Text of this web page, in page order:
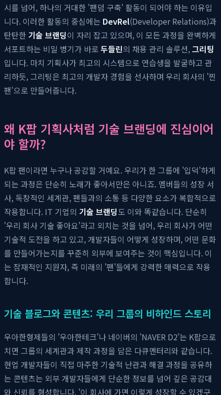
시를 넘어, 하나의 거대한 '팬덤 구축' 활동이 되어야 하는 이유입
니다. 이러한 활동의 중심에는 DevRel(Developer Relations)과
탄탄한 기술 브랜딩이 자리 잡고 있으며, 이 모든 과정을 완벽하게
서포트하는 비밀 병기가 바로 두들린의 채용 관리 솔루션,그리팅
입니다. 마치 기획사가 최고의 시스템으로 연습생을 발굴하고 관
리하듯, 그리팅은 최고의 개발자 경험을 선사하며 우리 회사의 '찐
팬'으로 만들어줍니다.
왜 K팝 기획사처럼 기술 브랜딩에 진심이어
야 할까?
K팝 팬이라면 누구나 공감할 거예요. 우리가 한 그룹에 '입덕'하게
되는 과정은 단순히 노래가 좋아서만은 아니죠. 멤버들의 성장 서
사, 독창적인 세계관, 팬들과의 소통 등 다양한 요소가 복합적으로
작용합니다. IT 기업의 기술 브랜딩도 이와 똑같습니다. 단순히
'우리 회사 기술 좋아요'라고 외치는 것을 넘어, 우리 회사가 어떤
기술적 도전을 하고 있고, 개발자들이 어떻게 성장하며, 어떤 문화
를 만들어가는지를 꾸준히 외부에 보여주는 것이 핵심입니다. 이
는 잠재적인 지원자, 즉 미래의 '팬'들에게 강력한 매력으로 작용
합니다.
기술 블로그와 콘텐츠: 우리 그룹의 비하인드 스토리
우아한형제들의 '우아한테크'나 네이버의 'NAVER D2'는 K팝으로
치면 그룹의 세계관과 제작 과정을 담은 다큐멘터리와 같습니다.
현업 개발자들이 직접 마주한 기술적 난관과 해결 과정을 공유하
는 콘텐츠는 외부 개발자들에게 단순한 정보를 넘어 깊은 공감대
와 신뢰를 형성합니다. '이 회사에 가면 이렇게 성장할 수 있겠구